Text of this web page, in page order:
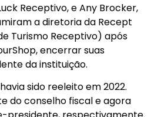
Receptivo, e Any Brocker,
a diretoria da Recept
Turismo Receptivo) após
encerrar suas
da instituição.
sido reeleito em 2022.
do conselho fiscal e agora